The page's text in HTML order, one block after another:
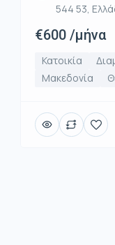
544 53,
€600 /μήνα
Κατοικία
Μακεδονία